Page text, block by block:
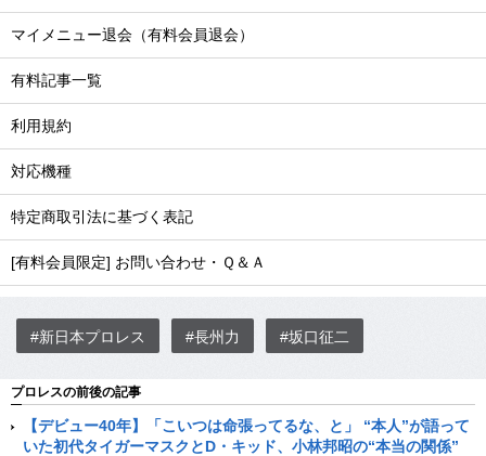
マイメニュー退会（有料会員退会）
有料記事一覧
利用規約
対応機種
特定商取引法に基づく表記
[有料会員限定] お問い合わせ・Ｑ＆Ａ
#新日本プロレス #長州力 #坂口征二
プロレスの前後の記事
【デビュー40年】「こいつは命張ってるな、と」 “本人”が語って
いた初代タイガーマスクとD・キッド、小林邦昭の“本当の関係”